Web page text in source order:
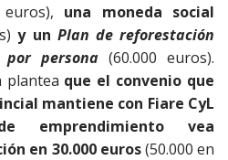
euros), una moneda social
y un Plan de reforestación
persona (60.000 euros).
plantea que el convenio que
mantiene con Fiare CyL
emprendimiento vea
en 30.000 euros(50.000 en